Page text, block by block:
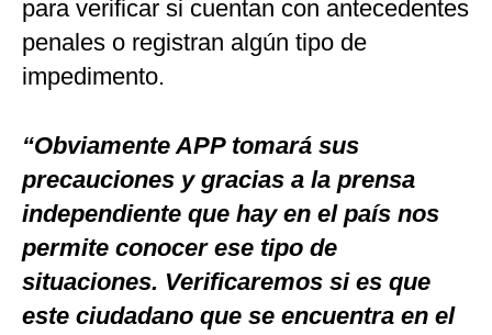
para verificar si cuentan con antecedentes
penales o registran algún tipo de
impedimento.
“Obviamente APP tomará sus
precauciones y gracias a la prensa
independiente que hay en el país nos
permite conocer ese tipo de
situaciones. Verificaremos si es que
este ciudadano que se encuentra en el